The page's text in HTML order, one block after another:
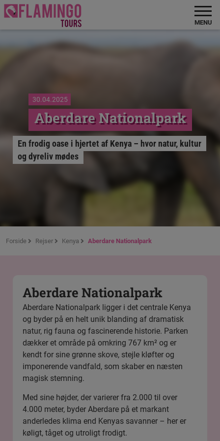
MENU
30.04.2025
Aberdare Nationalpark
En frodig oase i hjertet af Kenya – hvor natur, kultur
og dyreliv mødes
Forside Rejser Kenya Aberdare Nationalpark
Aberdare Nationalpark
Aberdare Nationalpark ligger i det centrale Kenya
og byder på en helt unik blanding af dramatisk
natur, rig fauna og fascinerende historie. Parken
dækker et område på omkring 767 km² og er
kendt for sine grønne skove, stejle kløfter og
imponerende vandfald, som skaber en næsten
magisk stemning.
Med sine højder, der varierer fra 2.000 til over
4.000 meter, byder Aberdare på et markant
anderledes klima end Kenyas savanner – her er
køligt, tåget og utroligt frodigt.